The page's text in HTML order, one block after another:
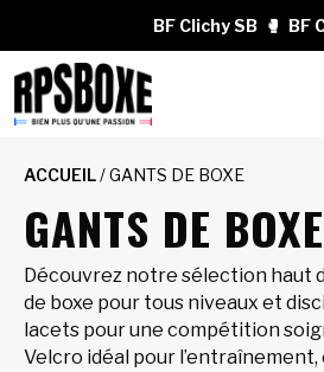
BF Clichy SB 🥊 BF
ACCUEIL/ GANTS DE BOXE
GANTS DE BOXE
Découvrez notre sélection haut
de boxe pour tous niveaux et
lacets pour une compétition
Velcro idéal pour l’entraînement,